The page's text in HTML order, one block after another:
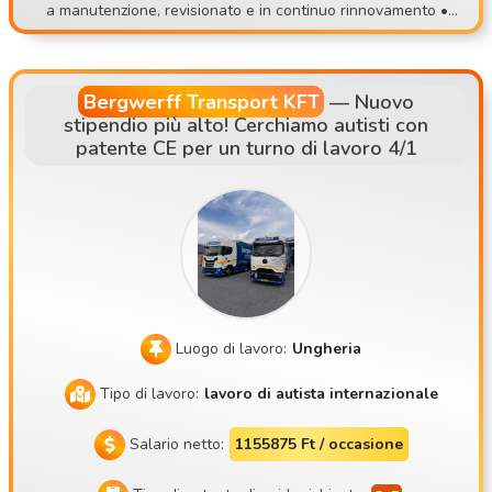
ro precari o di un’attività imprevedibile, passa a far parte di
un team stabile! 📞 Candidatura: 📧 contisettrans@gmail.co
m 📱 +36 30 535 2693 ⚠️ Ti preghiamo di candidarti solo se
sei davvero disponibile a venire a un colloquio di persona!
a manutenzione, revisionato e in continuo rinnovamento • 3
2 anni di esperienza nel settore dei trasporti • Partenza dal
la sede, con sistema di autisti fissi • Principali destinazioni:
AT, DE, NL, SK, CZ
Bergwerff Transport KFT — Nuovo
stipendio più alto! Cerchiamo autisti con
patente CE per un turno di lavoro 4/1
Luogo di lavoro: Ungheria
Tipo di lavoro: lavoro di autista internazionale
Salario netto: 1155875 Ft / occasione